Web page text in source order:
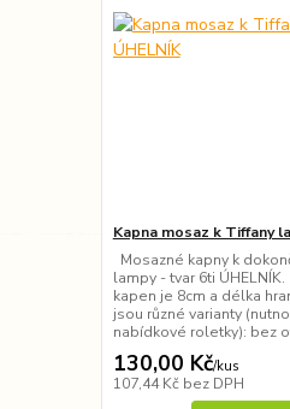
Kapna mosaz k Tiffany
Mosazné kapny k
lampy - tvar 6ti
kapen je 8cm a délka
jsou různé varianty
nabídkové roletky): bez
130,00 Kč/kus
107,44 Kč bez DPH